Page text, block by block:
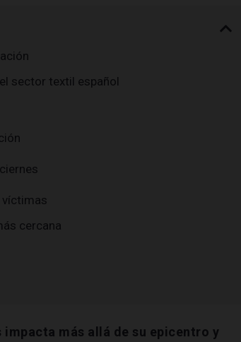
sector textil español
víctimas
cercana
más allá de su epicentro y